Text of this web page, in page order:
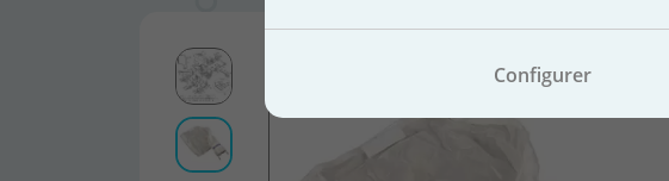
Configurer